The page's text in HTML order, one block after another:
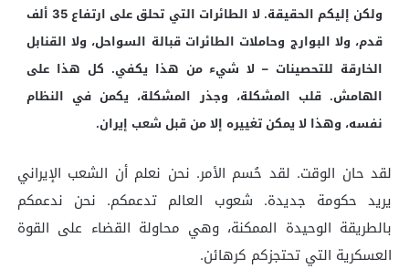
ولكن إليكم الحقيقة. لا الطائرات التي تحلق على ارتفاع 35 ألف
قدم، ولا البوارج وحاملات الطائرات قبالة السواحل، ولا القنابل
الخارقة للتحصينات – لا شيء من هذا يكفي. كل هذا على
الهامش. قلب المشكلة، وجذر المشكلة، يكمن في النظام
نفسه، وهذا لا يمكن تغييره إلا من قبل شعب إيران.
لقد حان الوقت. لقد حُسم الأمر. نحن نعلم أن الشعب الإيراني
يريد حكومة جديدة. شعوب العالم تدعمكم. نحن ندعمكم
بالطريقة الوحيدة الممكنة، وهي محاولة القضاء على القوة
العسكرية التي تحتجزكم كرهائن.